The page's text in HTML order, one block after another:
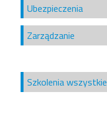
Ubezpieczenia
Zarządzanie
Szkolenia wszystkie